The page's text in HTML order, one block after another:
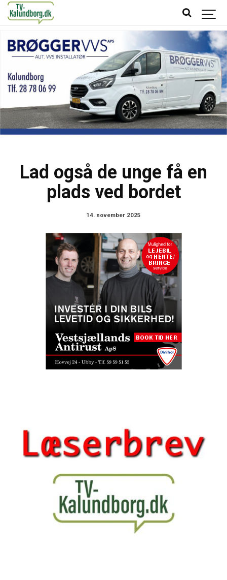
Lad også de unge få en
plads ved bordet
14. november 2025